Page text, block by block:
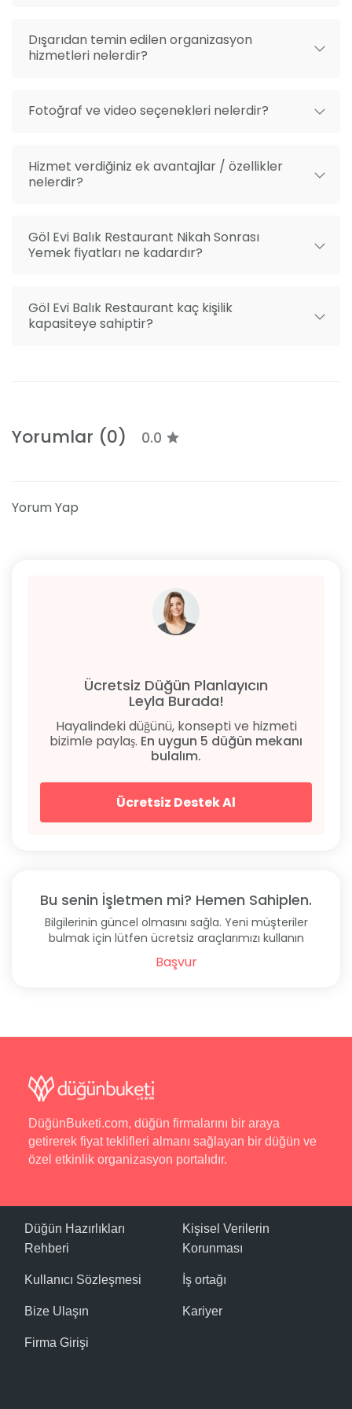
Dışarıdan temin edilen organizasyon
hizmetleri nelerdir?
Fotoğraf ve video seçenekleri nelerdir?
Hizmet verdiğiniz ek avantajlar / özellikler
nelerdir?
Göl Evi Balık Restaurant Nikah Sonrası
Yemek fiyatları ne kadardır?
Göl Evi Balık Restaurant kaç kişilik
kapasiteye sahiptir?
Yorumlar (0) 0.0
Yorum Yap
Ücretsiz Düğün Planlayıcın
Leyla Burada!
Hayalindeki düğünü, konsepti ve hizmeti
bizimle paylaş. En uygun 5 düğün mekanı
bulalım.
Ücretsiz Destek Al
Bu senin İşletmen mi? Hemen Sahiplen.
Bilgilerinin güncel olmasını sağla. Yeni müşteriler
bulmak için lütfen ücretsiz araçlarımızı kullanın
Başvur
DüğünBuketi.com, düğün firmalarını bir araya
getirerek fiyat teklifleri almanı sağlayan bir düğün ve
özel etkinlik organizasyon portalıdır.
Düğün Hazırlıkları
Rehberi
Kullanıcı Sözleşmesi
Bize Ulaşın
Firma Girişi
Kişisel Verilerin
Korunması
İş ortağı
Kariyer